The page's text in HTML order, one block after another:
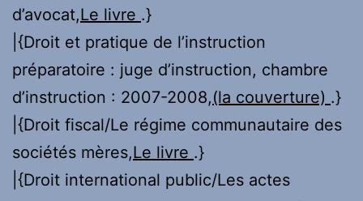
d’avocat,Le livre .}
|{Droit et pratique de l’instruction
préparatoire : juge d’instruction, chambre
d’instruction : 2007-2008,(la couverture) .}
|{Droit fiscal/Le régime communautaire des
sociétés mères,Le livre .}
|{Droit international public/Les actes